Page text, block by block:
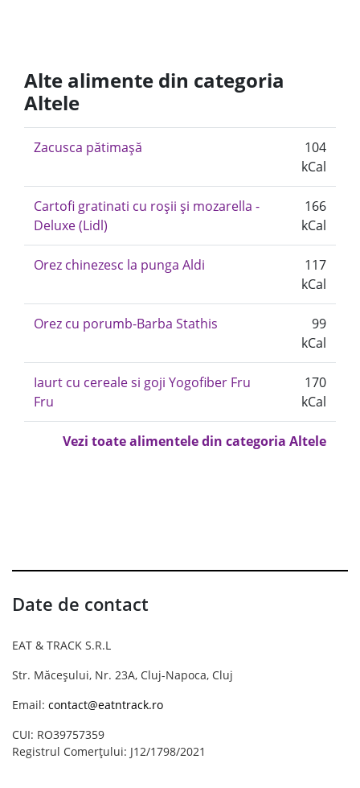
Alte alimente din categoria
Altele
Zacusca pătimașă
104
kCal
Cartofi gratinati cu roșii și mozarella -
Deluxe (Lidl)
166
kCal
Orez chinezesc la punga Aldi
117
kCal
Orez cu porumb-Barba Stathis
99
kCal
Iaurt cu cereale si goji Yogofiber Fru
Fru
170
kCal
Vezi toate alimentele din categoria Altele
Date de contact
EAT & TRACK S.R.L
Str. Măceșului, Nr. 23A, Cluj-Napoca, Cluj
Email: contact@eatntrack.ro
CUI: RO39757359
Registrul Comerțului: J12/1798/2021